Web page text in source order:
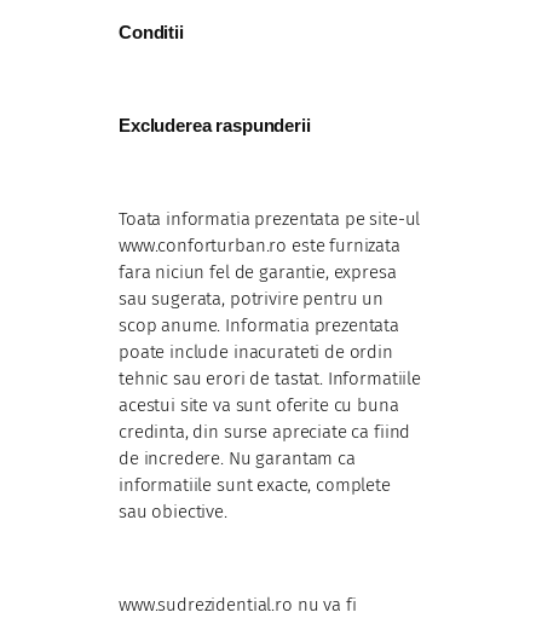
Conditii
Excluderea raspunderii
Toata informatia prezentata pe site-ul
www.conforturban.ro este furnizata
fara niciun fel de garantie, expresa
sau sugerata, potrivire pentru un
scop anume. Informatia prezentata
poate include inacurateti de ordin
tehnic sau erori de tastat. Informatiile
acestui site va sunt oferite cu buna
credinta, din surse apreciate ca fiind
de incredere. Nu garantam ca
informatiile sunt exacte, complete
sau obiective.
www.sudrezidential.ro nu va fi